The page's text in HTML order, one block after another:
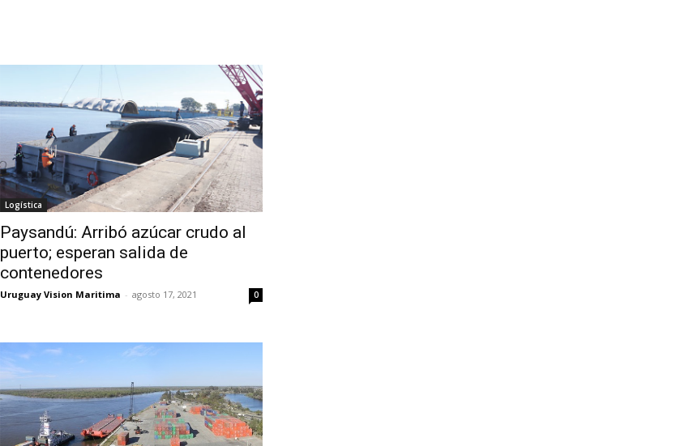
Logística
Paysandú: Arribó azúcar crudo al
puerto; esperan salida de
contenedores
Uruguay Vision Maritima - agosto 17, 2021 0